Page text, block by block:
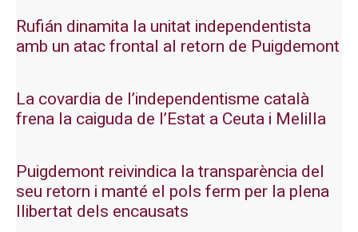
Rufián dinamita la unitat independentista
amb un atac frontal al retorn de Puigdemont
La covardia de l’independentisme català
frena la caiguda de l’Estat a Ceuta i Melilla
Puigdemont reivindica la transparència del
seu retorn i manté el pols ferm per la plena
llibertat dels encausats